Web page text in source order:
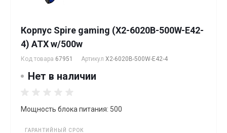
Корпус Spire gaming (X2-6020B-500W-E42-
4) ATX w/500w
Код товара 67951 Артикул X2-6020B-500W-E42-4
Нет в наличии
Мощность блока питания: 500
ГАРАНТИЙНЫЙ СРОК